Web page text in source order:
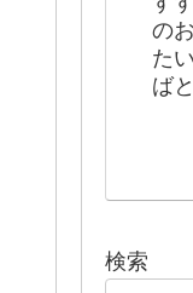
の
た
ば
検索